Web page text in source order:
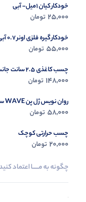
خودکار کیان 1میل- آبی
25,000 تومان
خودکار گیره فلزی اونر 0.7 آبی
55,000 تومان
چسب کاغذی 2.5 سانت جانسون
148,000 تومان
روان نویس ژل پن WAVE سی کلاس-آبی
58,000 تومان
چسب حرارتی کوچک
20,000 تومان
چگونه به مــــــا اعتماد